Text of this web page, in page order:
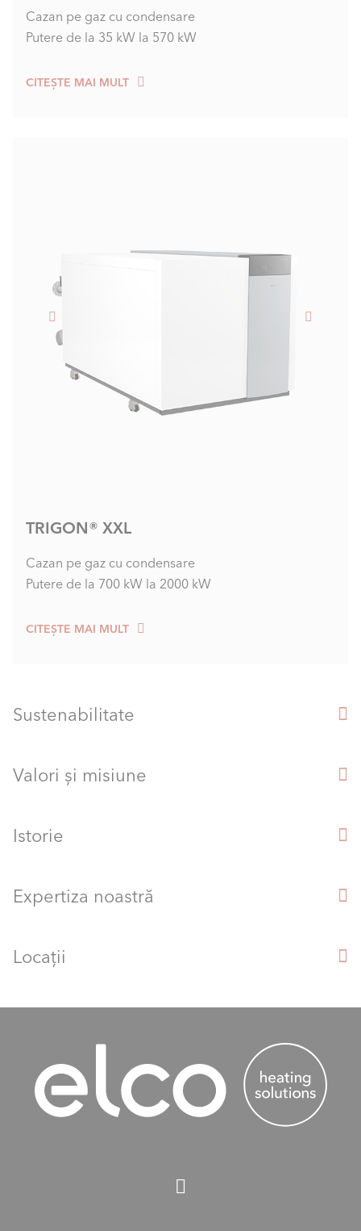
Cazan pe gaz cu condensare
Putere de la 35 kW la 570 kW
CITEȘTE MAI MULT
TRIGON® XXL
Cazan pe gaz cu condensare
Putere de la 700 kW la 2000 kW
CITEȘTE MAI MULT
Sustenabilitate
Valori și misiune
Istorie
Expertiza noastră
Locații